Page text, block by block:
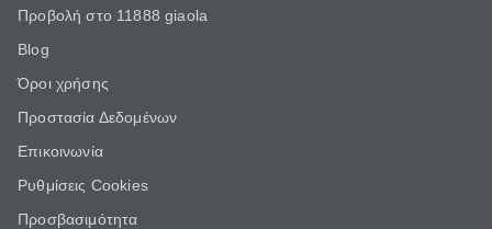
Προβολή στο 11888 giaola
Blog
Όροι χρήσης
Προστασία Δεδομένων
Επικοινωνία
Ρυθμίσεις Cookies
Προσβασιμότητα